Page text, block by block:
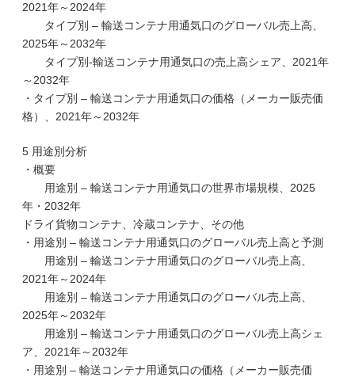
2021年～2024年
タイプ別 – 輸送コンテナ用通気口のグローバル売上高、
2025年～2032年
タイプ別-輸送コンテナ用通気口の売上高シェア、2021年
～2032年
・タイプ別 – 輸送コンテナ用通気口の価格（メーカー販売価
格）、2021年～2032年
5 用途別分析
・概要
用途別 – 輸送コンテナ用通気口の世界市場規模、2025
年・2032年
ドライ貨物コンテナ、冷蔵コンテナ、その他
・用途別 – 輸送コンテナ用通気口のグローバル売上高と予測
用途別 – 輸送コンテナ用通気口のグローバル売上高、
2021年～2024年
用途別 – 輸送コンテナ用通気口のグローバル売上高、
2025年～2032年
用途別 – 輸送コンテナ用通気口のグローバル売上高シェ
ア、2021年～2032年
・用途別 – 輸送コンテナ用通気口の価格（メーカー販売価